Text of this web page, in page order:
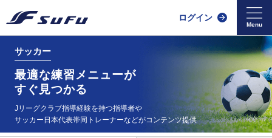
ログイン
サッカー
最適な練習メニューが
すぐ見つかる
Jリーグクラブ指導経験を持つ指導者や
サッカー日本代表帯同 トレーナーなどがコンテンツ提供